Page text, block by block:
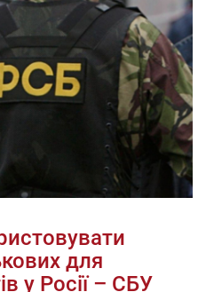
для
у Росії – СБУ